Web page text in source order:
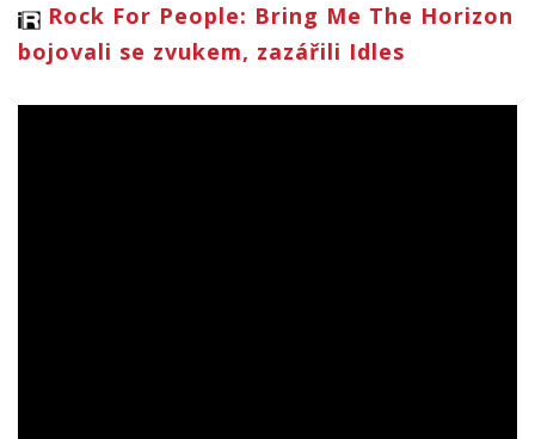
Rock For People: Bring Me The Horizon
bojovali se zvukem, zazářili Idles